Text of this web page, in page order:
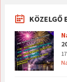
KÖZELGŐ